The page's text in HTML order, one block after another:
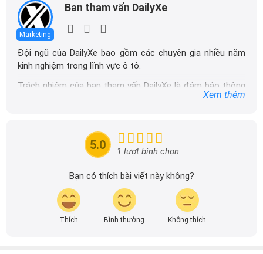
Marketing
Ban tham vấn DailyXe
Đội ngũ của DailyXe bao gồm các chuyên gia nhiều năm
kinh nghiệm trong lĩnh vực ô tô.
Trách nhiệm của ban tham vấn DailyXe là đảm bảo thông
tin chính xác được đăng tải trên dailyxe.com.vn, thường
tin nhanh chóng và dễ dàng hơn.
Xem thêm
5.0 1 lượt bình chọn
Bạn có thích bài viết này không?
Thích Bình thường Không thích